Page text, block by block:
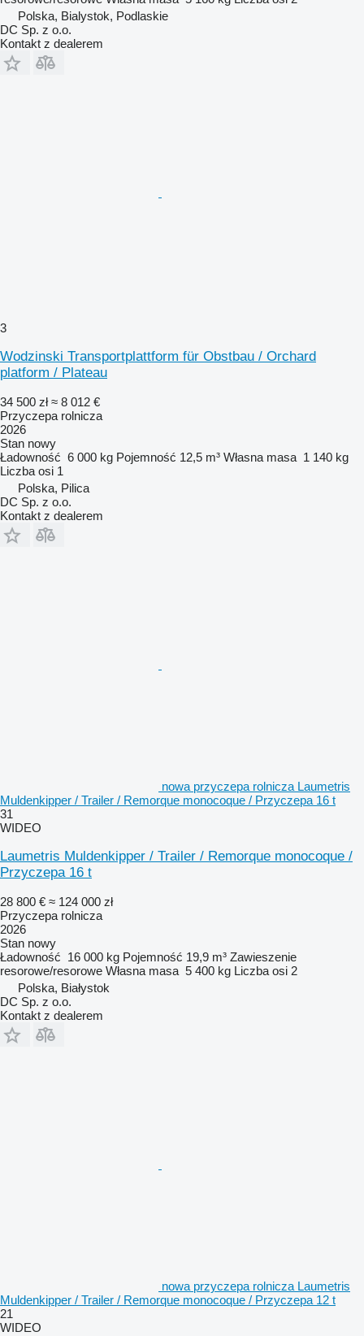
Polska, Bialystok, Podlaskie
DC Sp. z o.o.
Kontakt z dealerem
3
Wodzinski Transportplattform für Obstbau / Orchard
platform / Plateau
34 500 zł ≈ 8 012 €
Przyczepa rolnicza
2026
Stan nowy
Ładowność 6 000 kg Pojemność 12,5 m³ Własna masa 1 140 kg
Liczba osi 1
Polska, Pilica
DC Sp. z o.o.
Kontakt z dealerem
nowa przyczepa rolnicza Laumetris
Muldenkipper / Trailer / Remorque monocoque / Przyczepa 16 t
31
WIDEO
Laumetris Muldenkipper / Trailer / Remorque monocoque /
Przyczepa 16 t
28 800 € ≈ 124 000 zł
Przyczepa rolnicza
2026
Stan nowy
Ładowność 16 000 kg Pojemność 19,9 m³ Zawieszenie
resorowe/resorowe Własna masa 5 400 kg Liczba osi 2
Polska, Białystok
DC Sp. z o.o.
Kontakt z dealerem
nowa przyczepa rolnicza Laumetris
Muldenkipper / Trailer / Remorque monocoque / Przyczepa 12 t
21
WIDEO